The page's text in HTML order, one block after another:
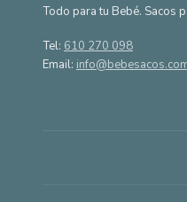
Todo para tu Bebé. Sacos
Tel: 610 270 098
Email: